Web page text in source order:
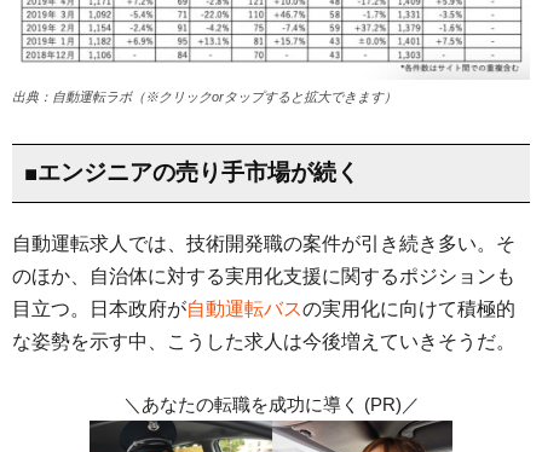
出典：自動運転ラボ（※クリックorタップすると拡大できます）
■エンジニアの売り手市場が続く
自動運転求人では、技術開発職の案件が引き続き多い。そ
のほか、自治体に対する実用化支援に関するポジションも
目立つ。日本政府が自動運転バスの実用化に向けて積極的
な姿勢を示す中、こうした求人は今後増えていきそうだ。
＼あなたの転職を成功に導く (PR)／